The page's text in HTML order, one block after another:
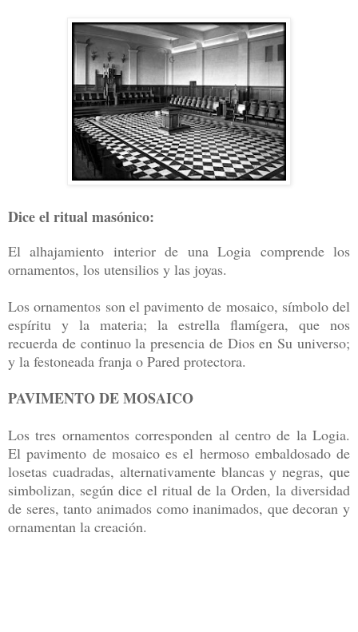
Dice el ritual masónico:
El alhajamiento interior de una Logia comprende los
ornamentos, los utensilios y las joyas.
Los ornamentos son el pavimento de mosaico, símbolo del
espíritu y la materia; la estrella flamígera, que nos
recuerda de continuo la presencia de Dios en Su universo;
y la festoneada franja o Pared protectora.
PAVIMENTO DE MOSAICO
Los tres ornamentos corresponden al centro de la Logia.
El pavimento de mosaico es el hermoso embaldosado de
losetas cuadradas, alternativamente blancas y negras, que
simbolizan, según dice el ritual de la Orden, la diversidad
de seres, tanto animados como inanimados, que decoran y
ornamentan la creación.